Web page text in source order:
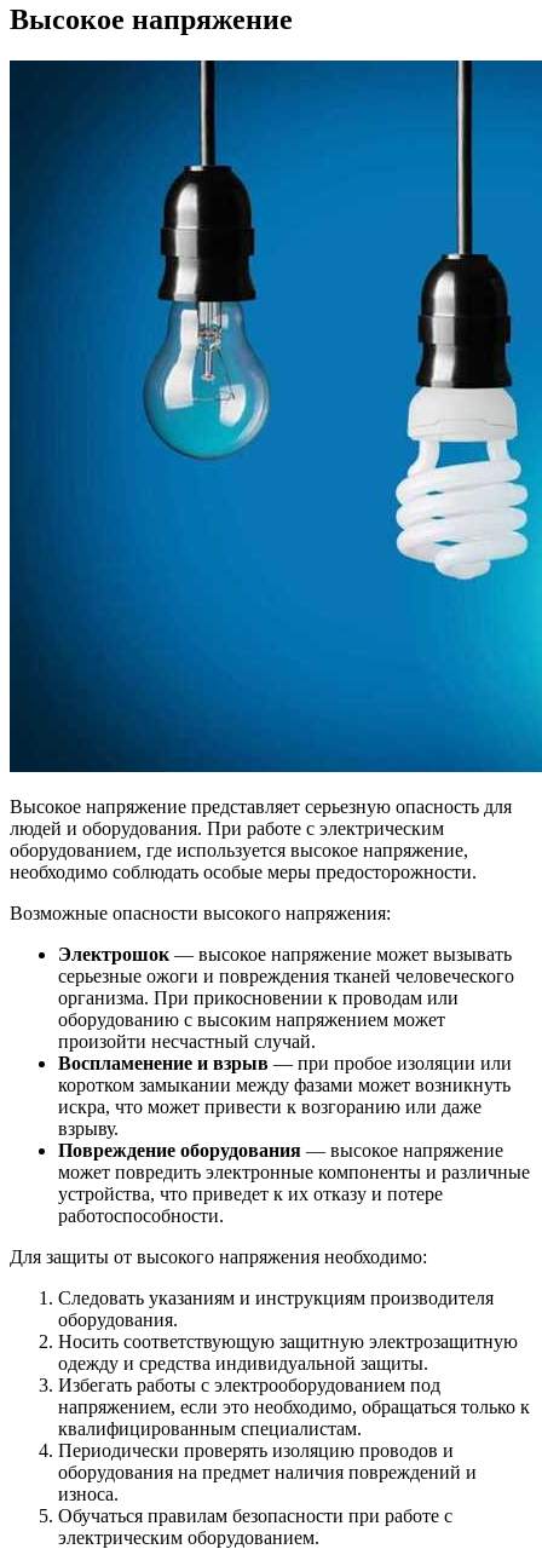
Высокое напряжение
Высокое напряжение представляет серьезную опасность для
людей и оборудования. При работе с электрическим
оборудованием, где используется высокое напряжение,
необходимо соблюдать особые меры предосторожности.
Возможные опасности высокого напряжения:
Электрошок — высокое напряжение может вызывать
серьезные ожоги и повреждения тканей человеческого
организма. При прикосновении к проводам или
оборудованию с высоким напряжением может
произойти несчастный случай.
Воспламенение и взрыв — при пробое изоляции или
коротком замыкании между фазами может возникнуть
искра, что может привести к возгоранию или даже
взрыву.
Повреждение оборудования — высокое напряжение
может повредить электронные компоненты и различные
устройства, что приведет к их отказу и потере
работоспособности.
Для защиты от высокого напряжения необходимо:
Следовать указаниям и инструкциям производителя
оборудования.
Носить соответствующую защитную электрозащитную
одежду и средства индивидуальной защиты.
Избегать работы с электрооборудованием под
напряжением, если это необходимо, обращаться только к
квалифицированным специалистам.
Периодически проверять изоляцию проводов и
оборудования на предмет наличия повреждений и
износа.
Обучаться правилам безопасности при работе с
электрическим оборудованием.